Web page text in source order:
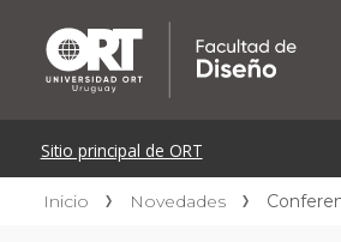
Inicio Novedades